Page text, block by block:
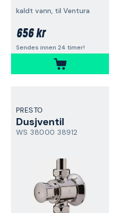
kaldt vann, til Ventura
656 kr
Sendes innen 24 timer!
PRESTO
Dusjventil
WS 38000 38912